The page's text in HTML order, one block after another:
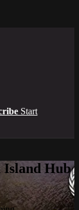
Start
Island Hub